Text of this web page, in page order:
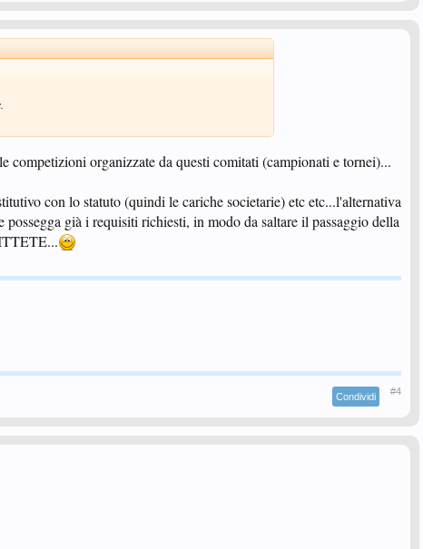
competizioni organizzate da questi comitati (campionati e tornei)...
con lo statuto (quindi le cariche societarie) etc etc...l'alternativa
già i requisiti richiesti, in modo da saltare il passaggio della
Condividi #4